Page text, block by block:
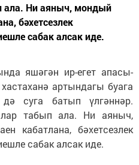
ала. Ни аяныч, мондый
бәхетсезлек
сабак алсак иде.
яшәгән ир-егет апасы­
артындагы буага
суга батып үлгәннәр.
табып ала. Ни аяныч,
кабатлана, бәхетсезлек
сабак алсак иде.